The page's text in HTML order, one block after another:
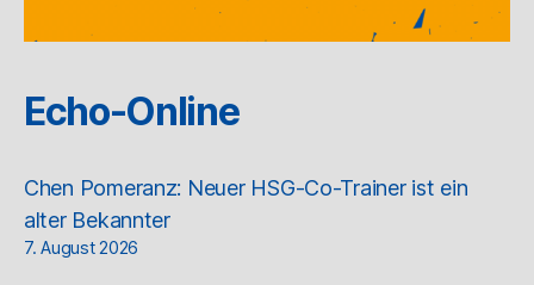
Echo-Online
Chen Pomeranz: Neuer HSG-Co-Trainer ist ein
alter Bekannter
7. August 2026